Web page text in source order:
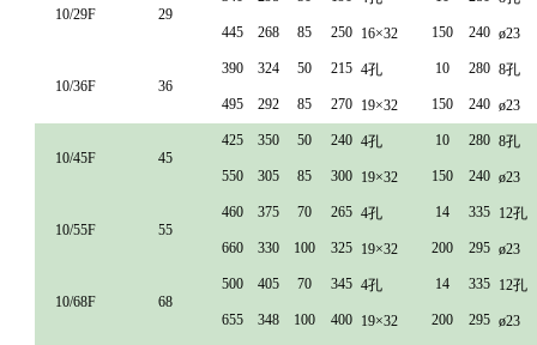
10/29F 29
16×32 ø23
445 268 85 250 150 240
10/36F 36
390 324 50 215 4孔
19×32
10 280 8孔
ø23
495 292 85 270 150 240
10/45F 45
425 350 50 240 4孔
19×32
10 280 8孔
ø23
550 305 85 300 150 240
10/55F 55
460 375 70 265 4孔
19×32
14 335 12孔
ø23
660 330 100 325 200 295
10/68F 68
500 405 70 345 4孔
19×32
14 335 12孔
ø23
655 348 100 400 200 295